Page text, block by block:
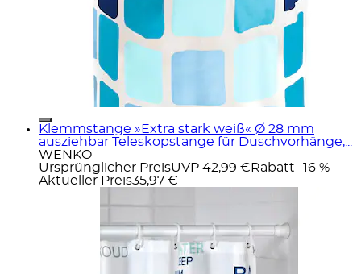
Klemmstange »Extra stark weiß« Ø 28 mm
ausziehbar Teleskopstange für Duschvorhänge,...
WENKO
Ursprünglicher PreisUVP 42,99 € Rabatt- 16 %
Aktueller Preis35,97 €